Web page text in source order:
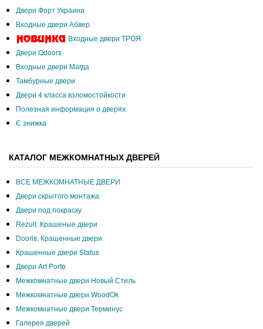
Двери Форт Украина
Входные двери Абвер
Входные двери ТРОЯ
Двери Qdoors
Входные двери Магда
Тамбурные двери
Двери 4 класса взломостойкости
Полезная информация о дверях
Є знижка
КАТАЛОГ МЕЖКОМНАТНЫХ ДВЕРЕЙ
ВСЕ МЕЖКОМНАТНЫЕ ДВЕРИ
Двери скрытого монтажа
Двери под покраску
Rezult. Крашеные двери
Dooris. Крашенные двери
Крашенные двери Status
Двери Art Porte
Межкомнатные двери Новый Стиль
Межкомнатные двери WoodOk
Межкомнатные двери Терминус
Галерея дверей